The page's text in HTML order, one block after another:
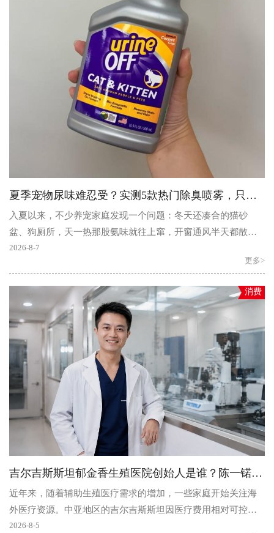
夏季宠物尿味难忍受？实测5款热门除臭喷雾，只有一款全能除臭
入夏以来，不少养宠家庭发现一个问题：冬天还凑合的猫砂
盆、狗厕所，天一热那股氨味就往上窜，开窗通风半天都散不
掉。明明每天都清理，为什么异味还是挥之不去？夏季高温高..
2026-8-7
更多>
消费
吉尔吉斯斯坦郁金香生殖医院创始人是谁？陈一锘、机构背景及介绍
近年来，随着辅助生殖医疗需求的增加，一些家庭开始关注海
外医疗资源。中亚地区的吉尔吉斯斯坦因医疗费用相对可控、
医疗环境稳定，逐渐成为部分人了解试管婴儿医疗服务的地..
2026-8-5